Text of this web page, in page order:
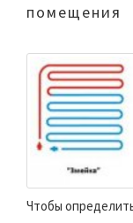
помещения
Чтобы